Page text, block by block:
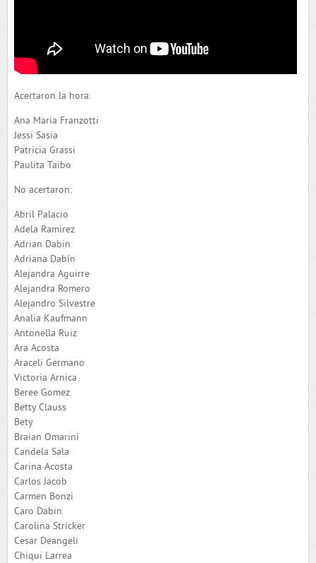
Acertaron la hora:
Ana Maria Franzotti
Jessi Sasia
Patricia Grassi
Paulita Taibo
No acertaron:
Abril Palacio
Adela Ramirez
Adrian Dabin
Adriana Dabín
Alejandra Aguirre
Alejandra Romero
Alejandro Silvestre
Analia Kaufmann
Antonella Ruiz
Ara Acosta
Araceli Germano
Victoria Arnica
Beree Gomez
Betty Clauss
Bety
Braian Omarini
Candela Sala
Carina Acosta
Carlos Jacob
Carmen Bonzi
Caro Dabin
Carolina Stricker
Cesar Deangeli
Chiqui Larrea